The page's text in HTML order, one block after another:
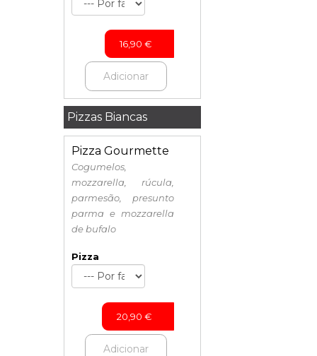
16,90 €
Adicionar
Pizzas Biancas
Pizza Gourmette
Cogumelos,
mozzarella, rúcula,
parmesão, presunto
parma e mozzarella
de bufalo
Pizza
20,90 €
Adicionar